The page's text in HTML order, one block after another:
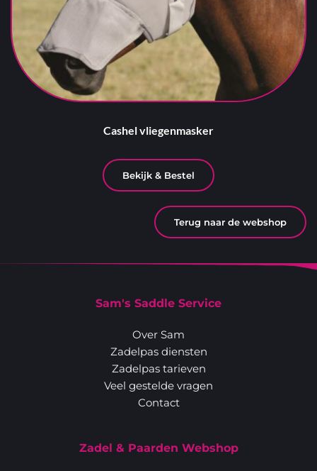
Cashel vliegenmasker
Bekijk & Bestel
Terug naar de webshop
Sam's Saddle Service
Over Sam
Zadelpas diensten
Zadelpas tarieven
Veel gestelde vragen
Contact
Zadel & Paarden Webshop